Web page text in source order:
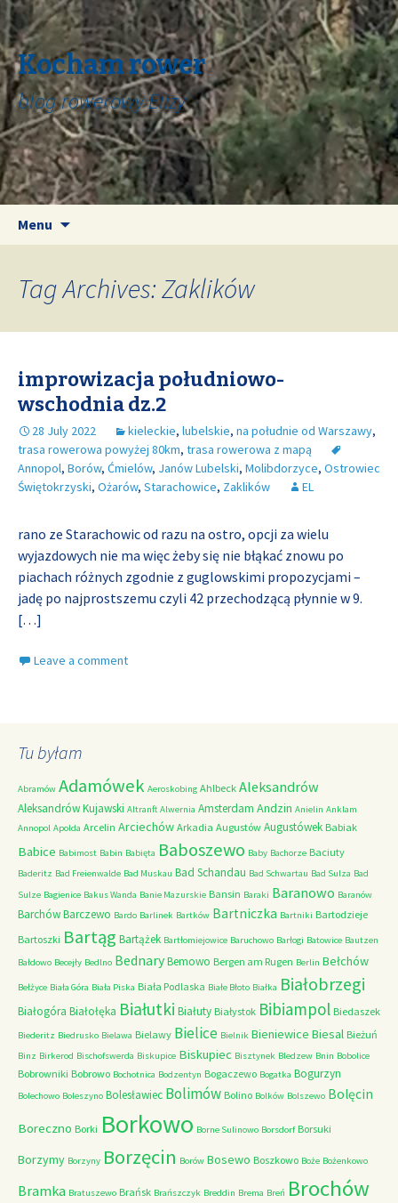
Kocham rower
blog rowerowy Elizy
Menu
Tag Archives: Zaklików
improwizacja południowo-
wschodnia dz.2
28 July 2022 kieleckie, lubelskie, na południe od Warszawy,
trasa rowerowa powyżej 80km, trasa rowerowa z mapą
Annopol, Borów, Ćmielów, Janów Lubelski, Molibdorzyce, Ostrowiec
Świętokrzyski, Ożarów, Starachowice, Zaklików EL
rano ze Starachowic od razu na ostro, opcji za wielu
wyjazdowych nie ma więc żeby się nie błąkać znowu po
piachach różnych zgodnie z guglowskimi propozycjami –
jadę po najprostszemu czyli 42 przechodzącą płynnie w 9.
[…]
Leave a comment
Tu byłam
Abramów Adamówek Aeroskobing Ahlbeck Aleksandrów
Aleksandrów Kujawski Altranft Alwernia Amsterdam Andzin Anielin Anklam
Annopol Apolda Arcelin Arciechów Arkadia Augustów Augustówek Babiak
Babice Babimost Babin Babięta Baboszewo Baby Bachorze Baciuty
Baderitz Bad Freienwalde Bad Muskau Bad Schandau Bad Schwartau Bad Sulza Bad
Sulze Bagienice Bakus Wanda Banie Mazurskie Bansin Baraki Baranowo Baranów
BarchówBarczewo Bardo Barlinek Bartków Bartniczka Bartniki Bartodzieje
Bartoszki Bartąg Bartążek Bartłomiejowice Baruchowo Barłogi Batowice Bautzen
Bałdowo Becejły Bedlno BednaryBemowo Bergen am Rugen Berlin Bełchów
Bełżyce Biała Góra Biała Piska Biała Podlaska Białe Błoto Białka Białobrzegi
Białogóra Białołęka Białutki Białuty Białystok Bibiampol Biedaszek
Biederitz Biedrusko Bielawa Bielawy Bielice Bielnik Bieniewice Biesal Bieżuń
Binz Birkerod Bischofswerda Biskupice Biskupiec Bisztynek Bledzew Bnin Bobolice
Bobrowniki Bobrowo Bochotnica Bodzentyn Bogaczewo Bogatka Bogurzyn
Bolechowo Boleszyno Bolesławiec Bolimów Bolino Bolków Bolszewo Bolęcin
Boreczno Borki Borkowo Borne Sulinowo Borsdorf Borsuki
Borzymy Borzyny Borzęcin Borów Bosewo Boszkowo Boże Bożenkowo
Bramka Bratuszewo Brańsk Brańszczyk Breddin Brema Breń Brochów